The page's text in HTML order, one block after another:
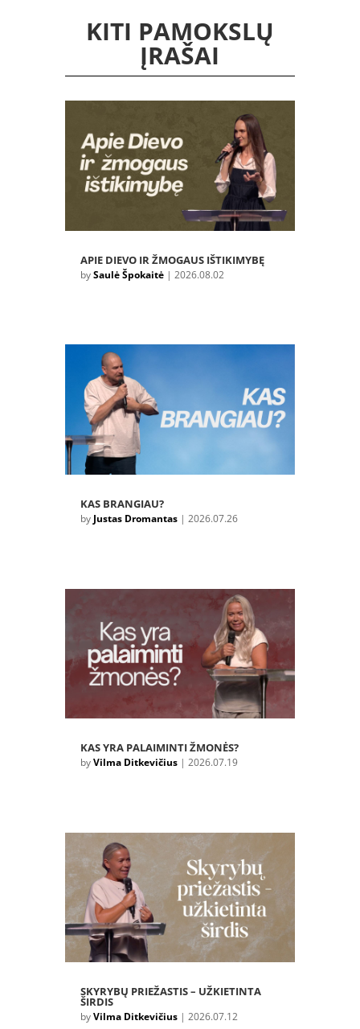
KITI PAMOKSLŲ
ĮRAŠAI
APIE DIEVO IR ŽMOGAUS IŠTIKIMYBĘ
bySaulė Špokaitė| 2026.08.02
KAS BRANGIAU?
by Justas Dromantas| 2026.07.26
KAS YRA PALAIMINTI ŽMONĖS?
byVilma Ditkevičius| 2026.07.19
SKYRYBŲ PRIEŽASTIS – UŽKIETINTA
ŠIRDIS
byVilma Ditkevičius| 2026.07.12